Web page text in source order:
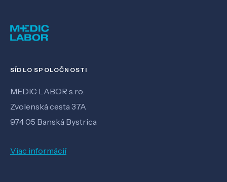
SÍDLO SPOLOČNOSTI
MEDIC LABOR s.r.o.
Zvolenská cesta 37A
974 05 Banská Bystrica
Viac informácií